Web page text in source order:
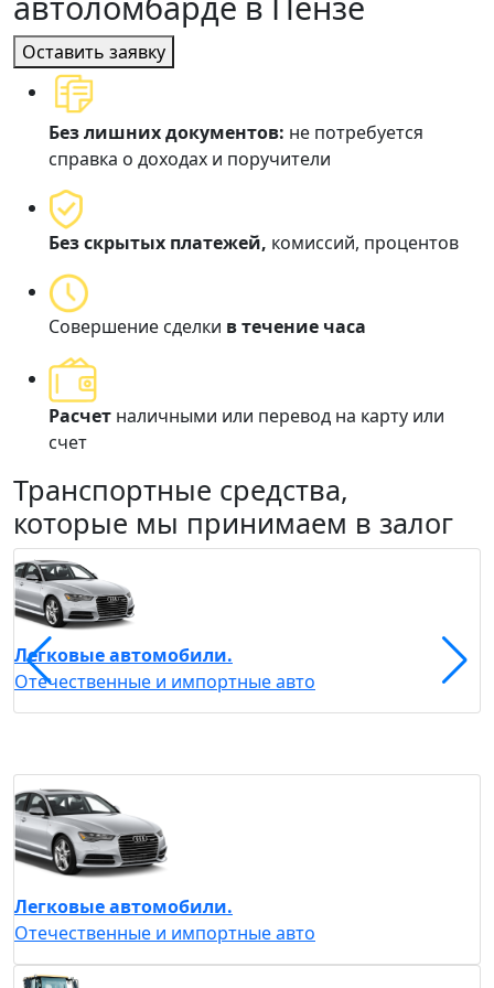
Оставить заявку
Без лишних документов: не потребуется
справка о доходах и поручители
Без скрытых платежей, комиссий, процентов
Совершение сделки в течение часа
Расчет наличными или перевод на карту или
счет
Транспортные средства,
которые мы принимаем в залог
Легковые автомобили.
Отечественные и импортные авто
Легковые автомобили.
Отечественные и импортные авто